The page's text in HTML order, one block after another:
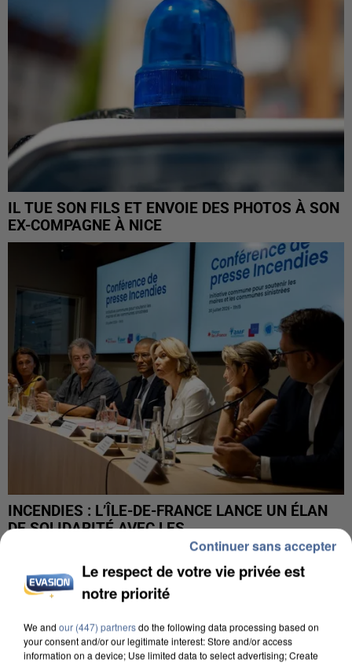
IL TUE SON FILS ET ENVOIE DES PHOTOS À SON
EX-COMPAGNE À NICE
INCENDIES : L’ÎLE-DE-FRANCE LANCE UN ÉLAN
DE SOLIDARITÉ AVEC LES...
Le respect de votre vie privée est
notre priorité
We and our (447) partnersdo the following data processing based on
your consent and/or our legitimate interest: Store and/or access
information on a device; Use limited data to select advertising; Create
Continuer sans accepter